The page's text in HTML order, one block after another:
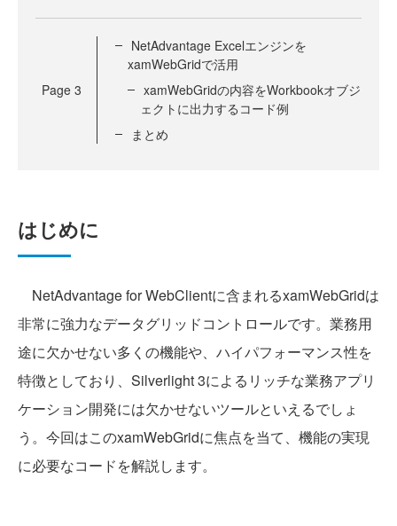
Page 3
NetAdvantage Excelエンジンを
xamWebGridで活用
xamWebGridの内容をWorkbookオブジ
ェクトに出力するコード例
まとめ
はじめに
NetAdvantage for WebClientに含まれるxamWebGridは
非常に強力なデータグリッドコントロールです。業務用
途に欠かせない多くの機能や、ハイパフォーマンス性を
特徴としており、Silverlight 3によるリッチな業務アプリ
ケーション開発には欠かせないツールといえるでしょ
う。今回はこのxamWebGridに焦点を当て、機能の実現
に必要なコードを解説します。